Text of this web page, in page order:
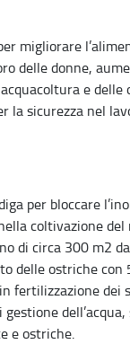
migliorare
delle donne,
e
la sicurezza nel
per bloccare
coltivazione del
di circa 300 m2
delle ostriche
fertilizzazione
e ostriche.